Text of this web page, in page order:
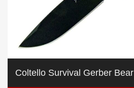
Coltello Survival Gerber